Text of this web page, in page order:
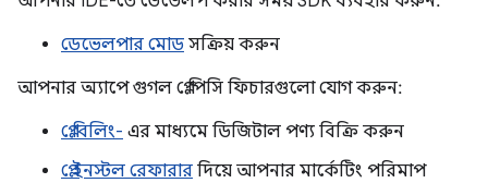
ডেভেলপার মোড সক্রিয় করুন
আপনার অ্যাপে গুগল প্লে পিসি ফিচারগুলো যোগ করুন:
প্লে বিলিং- এর মাধ্যমে ডিজিটাল পণ্য বিক্রি করুন
প্লে ইনস্টল রেফারার দিয়ে আপনার মার্কেটিং পরিমাপ